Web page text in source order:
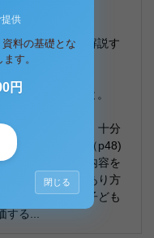
ること。
は何か具体的に解説す
すること。
か解説すること。
目標が達成され、十分
と定義される。（p48)
れた目標および内容を
「良い授業」のあり方
ける主体である子ども
る...
供
料の基礎とな
す。
円
閉じる